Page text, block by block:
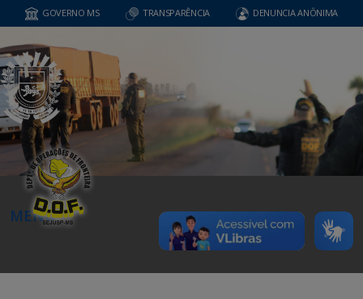
GOVERNO MS TRANSPARÊNCIA DENUNCIA ANÔNIMA
MENU